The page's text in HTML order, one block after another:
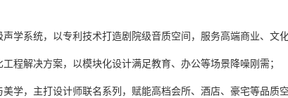
学系统，以专利技术打造剧院级音质空间，服务高端商业、文
程解决方案，以模块化设计满足教育、办公等场景降噪刚需；
学，主打设计师联名系列，赋能高档会所、酒店、豪宅等品质